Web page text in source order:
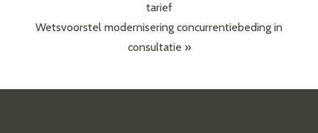
tarief
Wetsvoorstel modernisering concurrentiebeding in
consultatie »